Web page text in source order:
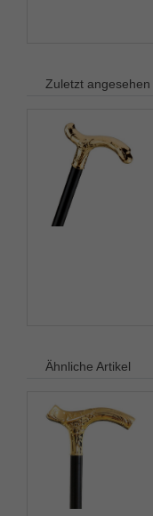
Zuletzt angesehen
Ähnliche Artikel